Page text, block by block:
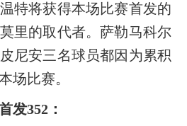
特将获得本场比赛首发的
里的取代者。萨勒马科尔
尼安三名球员都因为累积
场比赛。
发352：